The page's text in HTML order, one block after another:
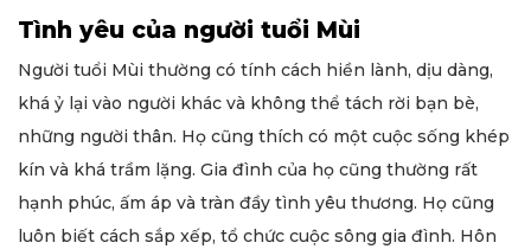
Tình yêu của người tuổi Mùi
Người tuổi Mùi thường có tính cách hiền lành, dịu dàng,
khá ỷ lại vào người khác và không thể tách rời bạn bè,
những người thân. Họ cũng thích có một cuộc sống khép
kín và khá trầm lặng. Gia đình của họ cũng thường rất
hạnh phúc, ấm áp và tràn đầy tình yêu thương. Họ cũng
luôn biết cách sắp xếp, tổ chức cuộc sông gia đình. Hôn